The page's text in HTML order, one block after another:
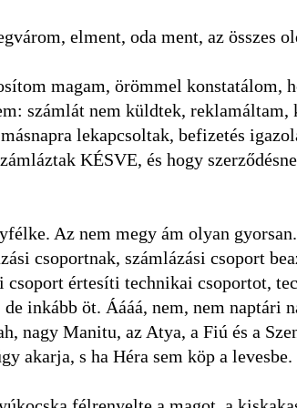
elment, oda ment, az összes
magam, örömmel konstatálom,
számlát nem küldtek, reklamáltam,
lekapcsoltak, befizetés
KÉSVE, és hogy
Az nem megy ám olyan gyorsan.
csoportnak, számlázási csoport
csoport értesíti technikai csoportot,
inkább öt. Áááá, nem, nem naptári
nagy Manitu, az Atya, a Fiú és a
akarja, s ha Héra sem köp a levesbe.